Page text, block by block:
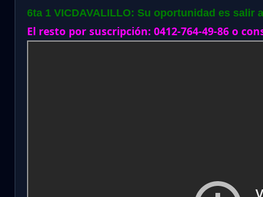
6ta 1 VICDAVALILLO: Su oportunidad es
El resto por suscripción: 0412-764-49-86 o